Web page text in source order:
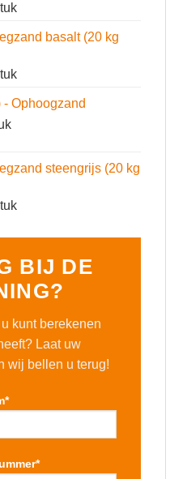
basalt (20 kg
Ophoogzand
steengrijs (20 kg
BIJ DE
kunt berekenen
Laat uw
wij bellen u terug!